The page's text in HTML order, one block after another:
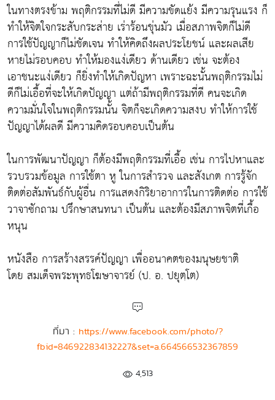
ในทางตรงข้าม พฤติกรรมที่ไม่ดี มีความขัดแย้ง มีความรุนแรง ก็
ทำให้จิตใจกระสับกระส่าย เร่าร้อนขุ่นมัว เมื่อสภาพจิตก็ไม่ดี
การใช้ปัญญาก็ไม่ชัดเจน ทำให้คิดถึงผลประโยชน์ และผลเสีย
หายไม่รอบคอบ ทำให้มองแง่เดียว ด้านเดียว เช่น จะต้อง
เอาชนะแง่เดียว ก็ยิ่งทำให้เกิดปัญหา เพราะฉะนั้นพฤติกรรมไม่
ดีก็ไม่เอื้อที่จะให้เกิดปัญญา แต่ถ้ามีพฤติกรรมที่ดี คนจะเกิด
ความมั่นใจในพฤติกรรมนั้น จิตก็จะเกิดความสงบ ทำให้การใช้
ปัญญาได้ผลดี มีความคิดรอบคอบเป็นต้น
ในการพัฒนาปัญญา ก็ต้องมีพฤติกรรมที่เอื้อ เช่น การไปหาและ
รวบรวมข้อมูล การใช้ตา หู ในการสำรวจ และสังเกต การรู้จัก
ติดต่อสัมพันธ์กับผู้อื่น การแสดงกิริยาอาการในการติดต่อ การใช้
วาจาซักถาม ปรึกษาสนทนา เป็นต้น และต้องมีสภาพจิตที่เกื้อ
หนุน
หนังสือ การสร้างสรรค์ปัญญา เพื่ออนาคตของมนุษยชาติ
โดย สมเด็จพระพุทธโฆษาจารย์ (ป. อ. ปยุตฺโต)
ที่มา : https://www.facebook.com/photo/?
fbid=846922834132227&set=a.664566532367859
4,513